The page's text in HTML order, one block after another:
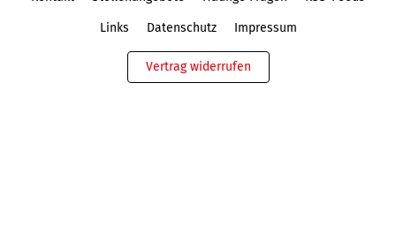
Links Datenschutz Impressum
Vertrag widerrufen